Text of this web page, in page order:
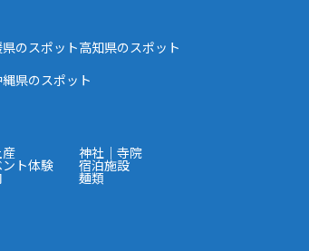
のスポット高知県のスポット
県のスポット
産 神社｜寺院
ト体験 宿泊施設
麺類